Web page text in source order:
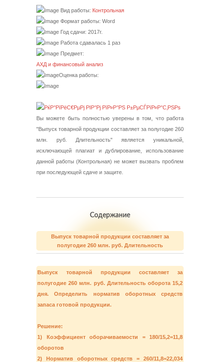
Вид работы: Контрольная
Формат работы: Word
Год сдачи: 2017г.
Работа сдавалась 1 раз
Предмет:
АХД и финансовый анализ
Оценка работы:
Вы можете быть полностью уверены в том, что работа
"Выпуск товарной продукции составляет за полугодие 260
млн. руб. Длительность" является уникальной,
исключающей плагиат и дублирование, использование
данной работы (Контрольная) не может вызвать проблем
при последующей сдаче и защите.
Содержание
Выпуск товарной продукции составляет за
полугодие 260 млн. руб. Длительность
Выпуск товарной продукции составляет за
полугодие 260 млн. руб. Длительность оборота 15,2
дня. Определить норматив оборотных средств
запаса готовой продукции.
Решение:
1) Коэффициент оборачиваемости = 180/15,2=11,8
оборотов
2) Норматив оборотных средств = 260/11,8=22,034